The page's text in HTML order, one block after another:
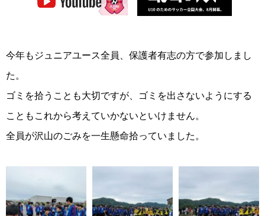
今年もジュニアユース全員、保護者有志の方で参加しまし
た。
ゴミを拾うことも大切ですが、ゴミを出さないようにする
こともこれから考えていかないといけません。
全員が沢山のごみを一生懸命拾っていました。